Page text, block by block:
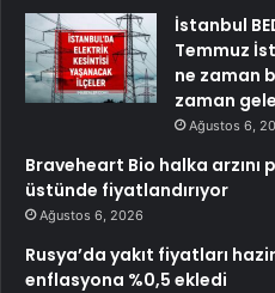
İstanbul
Temmuz
ne zaman
zaman
Ağustos 6,
Braveheart Bio halka arzını
üstünde fiyatlandırıyor
Ağustos 6, 2026
Rusya’da yakıt fiyatları
enflasyona %0,5 ekledi